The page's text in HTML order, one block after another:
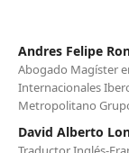
Andres Felipe
Abogado Magíster
Internacionales
Metropolitano
David Alberto